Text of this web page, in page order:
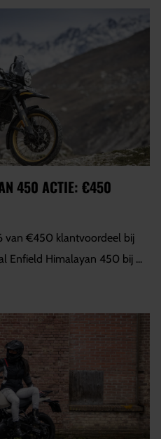
450 ACTIE: €450
van €450 klantvoordeel bij
Enfield Himalayan 450 bij ...